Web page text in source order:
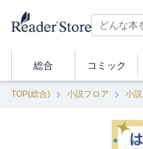
総合 コミック
TOP(総合) 小説フロア 小説